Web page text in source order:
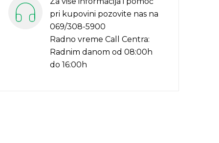
pri kupovini pozovite nas na
069/308-5900
Radno vreme Call Centra:
Radnim danom od 08:00h
do 16:00h